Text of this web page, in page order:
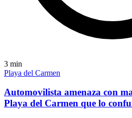
3 min
Playa del Carmen
Automovilista amenaza con
Playa del Carmen que lo